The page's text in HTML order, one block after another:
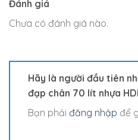
Đánh giá
Chưa có đánh giá nào.
Hãy là người đầu tiên
đạp chân 70 lít nhựa
Bạn phải đăng nhập để